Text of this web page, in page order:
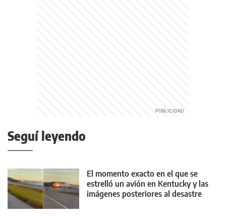
Seguí leyendo
El momento exacto en el que se
estrelló un avión en Kentucky y las
imágenes posteriores al desastre